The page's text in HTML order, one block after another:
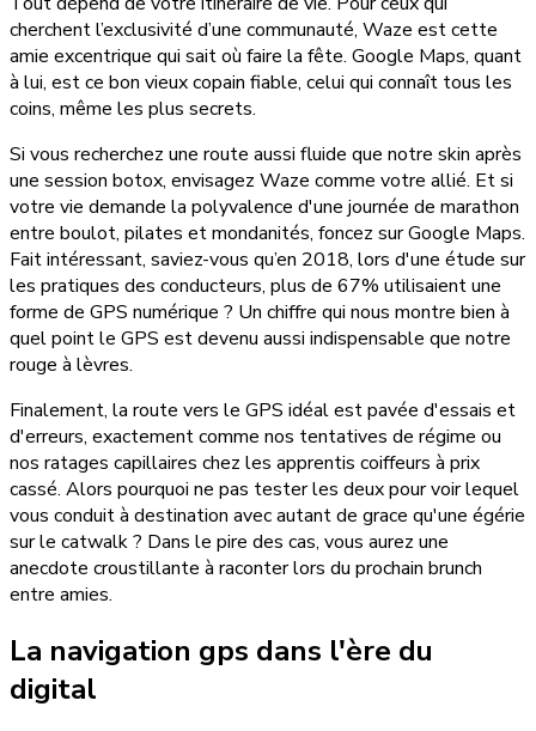
cherchent l’exclusivité d’une communauté, Waze est cette
amie excentrique qui sait où faire la fête. Google Maps, quant
à lui, est ce bon vieux copain fiable, celui qui connaît tous les
coins, même les plus secrets.
Si vous recherchez une route aussi fluide que notre skin après
une session botox, envisagez Waze comme votre allié. Et si
votre vie demande la polyvalence d'une journée de marathon
entre boulot, pilates et mondanités, foncez sur Google Maps.
Fait intéressant, saviez-vous qu’en 2018, lors d'une étude sur
les pratiques des conducteurs, plus de 67% utilisaient une
forme de GPS numérique ? Un chiffre qui nous montre bien à
quel point le GPS est devenu aussi indispensable que notre
rouge à lèvres.
Finalement, la route vers le GPS idéal est pavée d'essais et
d'erreurs, exactement comme nos tentatives de régime ou
nos ratages capillaires chez les apprentis coiffeurs à prix
cassé. Alors pourquoi ne pas tester les deux pour voir lequel
vous conduit à destination avec autant de grace qu'une égérie
sur le catwalk ? Dans le pire des cas, vous aurez une
anecdote croustillante à raconter lors du prochain brunch
entre amies.
La navigation gps dans l'ère du
digital